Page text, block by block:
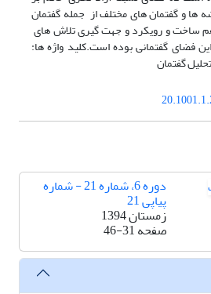
ها و گفتمان های مختلف از جمله گفتمان
ساخت و رویکرد و جهت گیری تلاش های
فضای گفتمانی بوده است.کلید واژه ها:
گفتمان
دوره 6، شماره 21 - شماره
پیاپی 21
زمستان 1394
صفحه46-31